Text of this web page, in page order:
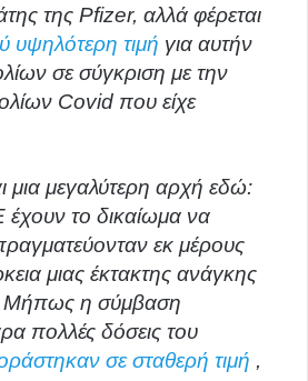
της Pfizer, αλλά φέρεται
υψηλότερη τιμή για αυτήν
σε σύγκριση με την
Covid που είχε
μια μεγαλύτερη αρχή εδώ:
έχουν το δικαίωμα να
εκ μέρους
μιας έκτακτης ανάγκης
Μήπως η σύμβαση
πολλές δόσεις του
σε σταθερή τιμή ,